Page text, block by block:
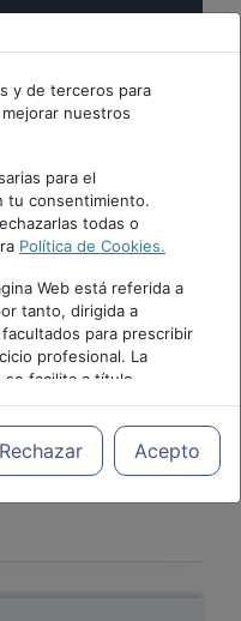
y de terceros para
nuestros
para el
tu consentimiento.
todas o
Política de Cookies.
Web está referida a
tanto, dirigida a
para prescribir
profesional. La
se facilita a título
de los
y decidir, en
adecuado a las
Rechazar Acepto